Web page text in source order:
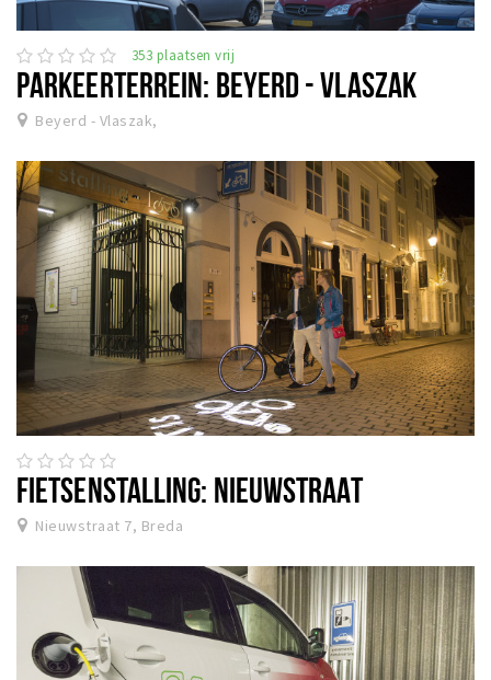
353 plaatsen vrij
PARKEERTERREIN: BEYERD - VLASZAK
Beyerd - Vlaszak,
FIETSENSTALLING: NIEUWSTRAAT
Nieuwstraat 7, Breda